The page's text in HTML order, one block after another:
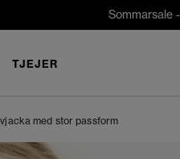
Sommarsale
TJEJER
med stor passform